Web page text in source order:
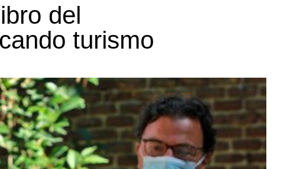
del
turismo